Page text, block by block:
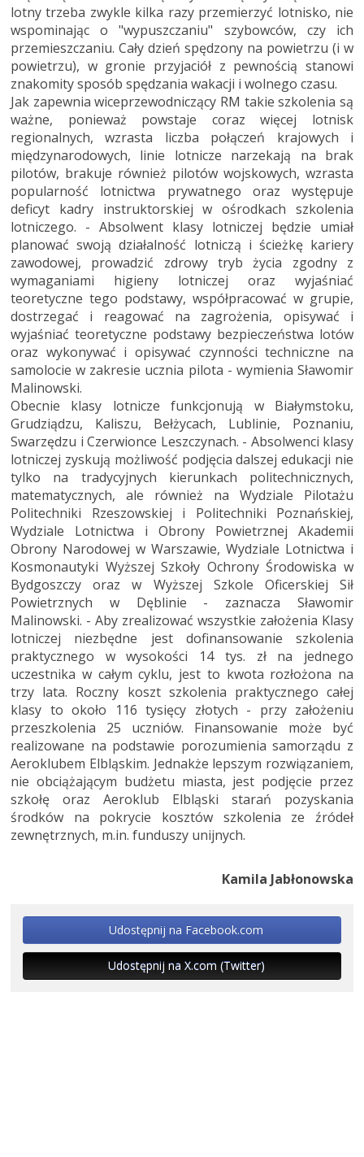
lotny trzeba zwykle kilka razy przemierzyć lotnisko, nie
wspominając o "wypuszczaniu" szybowców, czy ich
przemieszczaniu. Cały dzień spędzony na powietrzu (i w
powietrzu), w gronie przyjaciół z pewnością stanowi
znakomity sposób spędzania wakacji i wolnego czasu.
Jak zapewnia wiceprzewodniczący RM takie szkolenia są
ważne, ponieważ powstaje coraz więcej lotnisk
regionalnych, wzrasta liczba połączeń krajowych i
międzynarodowych, linie lotnicze narzekają na brak
pilotów, brakuje również pilotów wojskowych, wzrasta
popularność lotnictwa prywatnego oraz występuje
deficyt kadry instruktorskiej w ośrodkach szkolenia
lotniczego. - Absolwent klasy lotniczej będzie umiał
planować swoją działalność lotniczą i ścieżkę kariery
zawodowej, prowadzić zdrowy tryb życia zgodny z
wymaganiami higieny lotniczej oraz wyjaśniać
teoretyczne tego podstawy, współpracować w grupie,
dostrzegać i reagować na zagrożenia, opisywać i
wyjaśniać teoretyczne podstawy bezpieczeństwa lotów
oraz wykonywać i opisywać czynności techniczne na
samolocie w zakresie ucznia pilota - wymienia Sławomir
Malinowski.
Obecnie klasy lotnicze funkcjonują w Białymstoku,
Grudziądzu, Kaliszu, Bełżycach, Lublinie, Poznaniu,
Swarzędzu i Czerwionce Leszczynach. - Absolwenci klasy
lotniczej zyskują możliwość podjęcia dalszej edukacji nie
tylko na tradycyjnych kierunkach politechnicznych,
matematycznych, ale również na Wydziale Pilotażu
Politechniki Rzeszowskiej i Politechniki Poznańskiej,
Wydziale Lotnictwa i Obrony Powietrznej Akademii
Obrony Narodowej w Warszawie, Wydziale Lotnictwa i
Kosmonautyki Wyższej Szkoły Ochrony Środowiska w
Bydgoszczy oraz w Wyższej Szkole Oficerskiej Sił
Powietrznych w Dęblinie - zaznacza Sławomir
Malinowski. - Aby zrealizować wszystkie założenia Klasy
lotniczej niezbędne jest dofinansowanie szkolenia
praktycznego w wysokości 14 tys. zł na jednego
uczestnika w całym cyklu, jest to kwota rozłożona na
trzy lata. Roczny koszt szkolenia praktycznego całej
klasy to około 116 tysięcy złotych - przy założeniu
przeszkolenia 25 uczniów. Finansowanie może być
realizowane na podstawie porozumienia samorządu z
Aeroklubem Elbląskim. Jednakże lepszym rozwiązaniem,
nie obciążającym budżetu miasta, jest podjęcie przez
szkołę oraz Aeroklub Elbląski starań pozyskania
środków na pokrycie kosztów szkolenia ze źródeł
zewnętrznych, m.in. funduszy unijnych.
Kamila Jabłonowska
Udostępnij na Facebook.com
Udostępnij na X.com (Twitter)